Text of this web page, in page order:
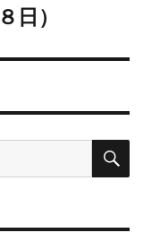
日）
検